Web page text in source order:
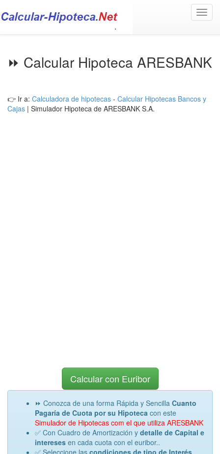
⏩ Calcular Hipoteca ARESBANK
👉 Ir a: Calculadora de hipotecas - Calcular Hipotecas Bancos y
Cajas | Simulador Hipoteca de ARESBANK S.A.
Calcular con Euribor
⏩ Conozca de una forma Rápida y Sencilla Cuanto
Pagaría de Cuota por su Hipoteca con este
Simulador de Hipotecas com el que utiliza ARESBANK
✅ Con Cuadro de Amortización y detalle de Capital e
intereses en cada cuota con el euribor..
✅ Seleccione las condiciones de tipo de Interés